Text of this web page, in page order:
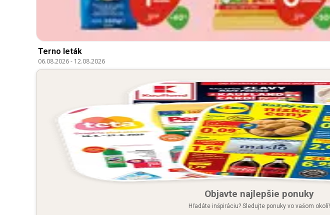
Terno leták
06.08.2026- 12.08.2026
Objavte najlepšie ponuky
Hľadáte inšpiráciu? Sledujte ponuky vo vašom okolí!